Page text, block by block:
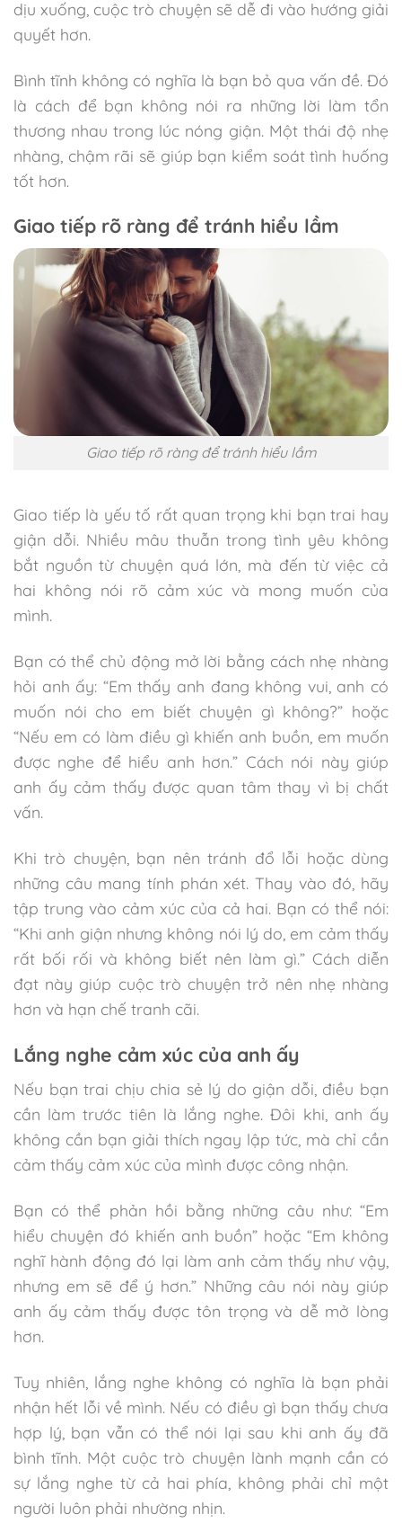
dịu xuống, cuộc trò chuyện sẽ dễ đi vào hướng giải
quyết hơn.
Bình tĩnh không có nghĩa là bạn bỏ qua vấn đề. Đó
là cách để bạn không nói ra những lời làm tổn
thương nhau trong lúc nóng giận. Một thái độ nhẹ
nhàng, chậm rãi sẽ giúp bạn kiểm soát tình huống
tốt hơn.
Giao tiếp rõ ràng để tránh hiểu lầm
Giao tiếp rõ ràng để tránh hiểu lầm
Giao tiếp là yếu tố rất quan trọng khi bạn trai hay
giận dỗi. Nhiều mâu thuẫn trong tình yêu không
bắt nguồn từ chuyện quá lớn, mà đến từ việc cả
hai không nói rõ cảm xúc và mong muốn của
mình.
Bạn có thể chủ động mở lời bằng cách nhẹ nhàng
hỏi anh ấy: “Em thấy anh đang không vui, anh có
muốn nói cho em biết chuyện gì không?” hoặc
“Nếu em có làm điều gì khiến anh buồn, em muốn
được nghe để hiểu anh hơn.” Cách nói này giúp
anh ấy cảm thấy được quan tâm thay vì bị chất
vấn.
Khi trò chuyện, bạn nên tránh đổ lỗi hoặc dùng
những câu mang tính phán xét. Thay vào đó, hãy
tập trung vào cảm xúc của cả hai. Bạn có thể nói:
“Khi anh giận nhưng không nói lý do, em cảm thấy
rất bối rối và không biết nên làm gì.” Cách diễn
đạt này giúp cuộc trò chuyện trở nên nhẹ nhàng
hơn và hạn chế tranh cãi.
Lắng nghe cảm xúc của anh ấy
Nếu bạn trai chịu chia sẻ lý do giận dỗi, điều bạn
cần làm trước tiên là lắng nghe. Đôi khi, anh ấy
không cần bạn giải thích ngay lập tức, mà chỉ cần
cảm thấy cảm xúc của mình được công nhận.
Bạn có thể phản hồi bằng những câu như: “Em
hiểu chuyện đó khiến anh buồn” hoặc “Em không
nghĩ hành động đó lại làm anh cảm thấy như vậy,
nhưng em sẽ để ý hơn.” Những câu nói này giúp
anh ấy cảm thấy được tôn trọng và dễ mở lòng
hơn.
Tuy nhiên, lắng nghe không có nghĩa là bạn phải
nhận hết lỗi về mình. Nếu có điều gì bạn thấy chưa
hợp lý, bạn vẫn có thể nói lại sau khi anh ấy đã
bình tĩnh. Một cuộc trò chuyện lành mạnh cần có
sự lắng nghe từ cả hai phía, không phải chỉ một
người luôn phải nhường nhịn.